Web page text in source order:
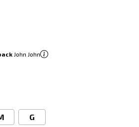
John John
G